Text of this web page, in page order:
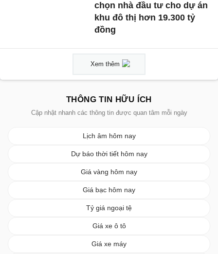
chọn nhà đầu tư cho dự án
khu đô thị hơn 19.300 tỷ
đồng
Xem thêm
THÔNG TIN HỮU ÍCH
Cập nhật nhanh các thông tin được quan tâm mỗi ngày
Lịch âm hôm nay
Dự báo thời tiết hôm nay
Giá vàng hôm nay
Giá bạc hôm nay
Tỷ giá ngoại tệ
Giá xe ô tô
Giá xe máy